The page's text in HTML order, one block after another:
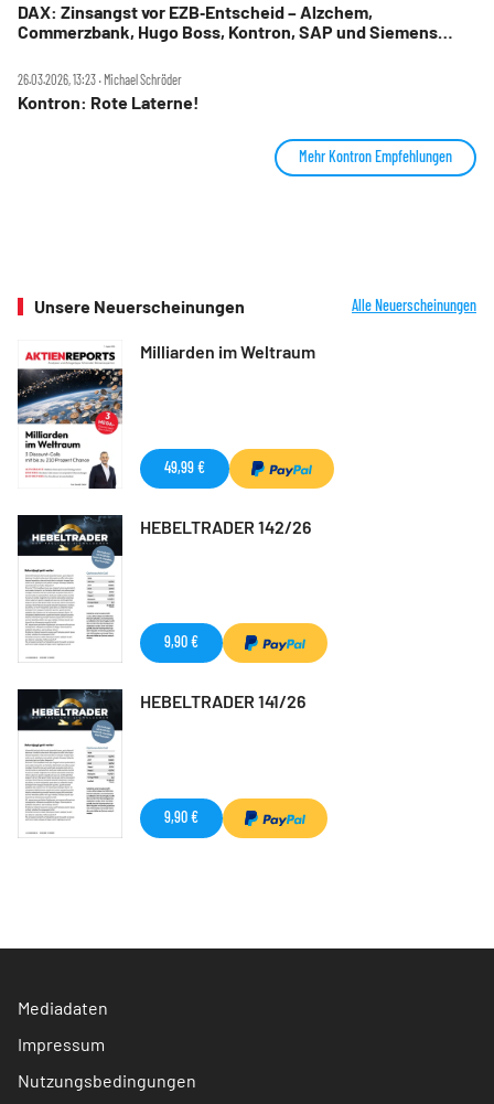
DAX: Zinsangst vor EZB‑Entscheid – Alzchem,
Commerzbank, Hugo Boss, Kontron, SAP und Siemens
26.03.2026, 13:23 ‧ Michael Schröder
Kontron: Rote Laterne!
Mehr Kontron Empfehlungen
Unsere Neuerscheinungen Alle Neuerscheinungen
Milliarden im Weltraum
49,99 €
HEBELTRADER 142/26
9,90 €
HEBELTRADER 141/26
9,90 €
Mediadaten
Impressum
Nutzungsbedingungen